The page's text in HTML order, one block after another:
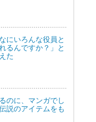
にいろんな役員と
るんですか？」と
た
のに、マンガでし
説のアイテムをも